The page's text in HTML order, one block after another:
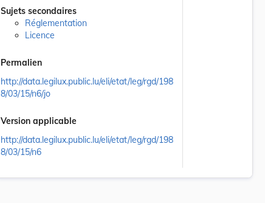
Sujets secondaires
Réglementation
Licence
Permalien
http://data.legilux.public.lu/eli/etat/leg/rgd/198
8/03/15/n6/jo
Version applicable
http://data.legilux.public.lu/eli/etat/leg/rgd/198
8/03/15/n6